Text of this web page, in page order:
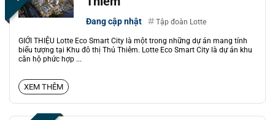
Đang cập nhật Tập đoàn Lotte
GIỚI THIỆU Lotte Eco Smart City là một trong những dự án mang tính
biểu tượng tại Khu đô thị Thủ Thiêm. Lotte Eco Smart City là dự án khu
căn hộ phức hợp ...
XEM THÊM